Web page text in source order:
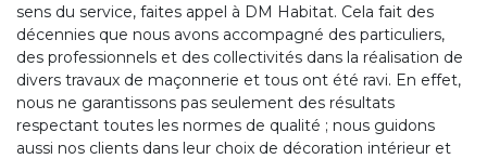
sens du service, faites appel à DM Habitat. Cela fait des
décennies que nous avons accompagné des particuliers,
des professionnels et des collectivités dans la réalisation de
divers travaux de maçonnerie et tous ont été ravi. En effet,
nous ne garantissons pas seulement des résultats
respectant toutes les normes de qualité ; nous guidons
aussi nos clients dans leur choix de décoration intérieur et